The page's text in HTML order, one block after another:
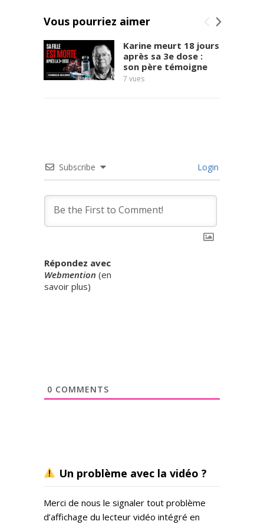
Vous pourriez aimer
Karine meurt 18 jours
après sa 3e dose :
son père témoigne
7 vues
Subscribe Login
Répondez avec
Webmention (en
savoir plus)
0 COMMENTS
Un problème avec la vidéo ?
Merci de nous le signaler tout problème
d’affichage du lecteur vidéo intégré en